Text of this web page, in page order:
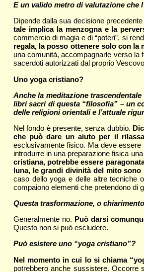
E un valido metro di valutazione che
Dipende dalla sua decisione
tale implica la menzogna e la
commercio di magia e di “poteri”, si
regala, la posso ottenere solo con la
una comunità, accompagnarle verso la
sacerdoti autorizzati dal proprio
Uno yoga cristiano?
Anche la meditazione
libri sacri di questa “filosofia” – un
delle religioni orientali e l’attuale
Nel fondo è presente, senza dubbio.
che può dare un aiuto per il
esclusivamente fisico. Ma deve essere
introdurre in una preparazione fisica
cristiana, potrebbe essere
luna, le grandi divinità del mito sono
caso dello yoga e delle altre tecniche
compaiono elementi che pretendono di
Questa trasformazione, o
Generalmente no. Può darsi
Questo non si può escludere.
Può esistere uno “yoga cristiano”?
Nel momento in cui lo si chiama
potrebbero anche sussistere. Occorre